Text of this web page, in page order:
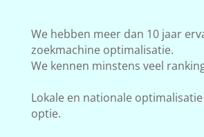
We hebben meer dan 10 jaar
zoekmachine optimalisatie.
We kennen minstens veel
Lokale en nationale
optie.